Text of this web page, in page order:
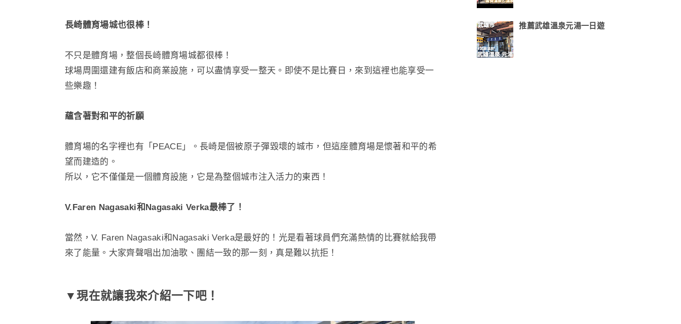
長崎體育場城也很棒！
不只是體育場，整個長崎體育場城都很棒！
球場周圍還建有飯店和商業設施，可以盡情享受一整天。即使不是比賽日，來到這裡也能享受一
些樂趣！
蘊含著對和平的祈願
體育場的名字裡也有「PEACE」。長崎是個被原子彈毀壞的城市，但這座體育場是懷著和平的希
望而建造的。
所以，它不僅僅是一個體育設施，它是為整個城市注入活力的東西！
V.Faren Nagasaki和Nagasaki Verka最棒了！
當然，V. Faren Nagasaki和Nagasaki Verka是最好的！光是看著球員們充滿熱情的比賽就給我帶
來了能量。大家齊聲唱出加油歌、團結一致的那一刻，真是難以抗拒！
▼現在就讓我來介紹一下吧！
推薦武雄溫泉元湯一日遊